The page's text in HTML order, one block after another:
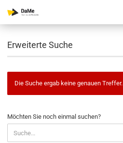
Erweiterte Suche
Die Suche ergab keine genauen Treffer.
MÖCHTEN
SIE
NOCH
Möchten Sie noch einmal suchen?